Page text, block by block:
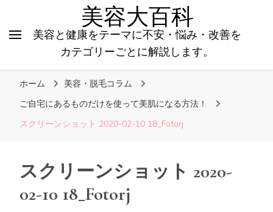
美容大百科
美容と健康をテーマに不安・悩み・改善を
カテゴリーごとに解説します。
ホーム
美容・脱毛コラム
ご自宅にあるものだけを使って美肌になる方法！
スクリーンショット 2020-02-10 18_Fotorj
スクリーンショット 2020-
02-10 18_Fotorj